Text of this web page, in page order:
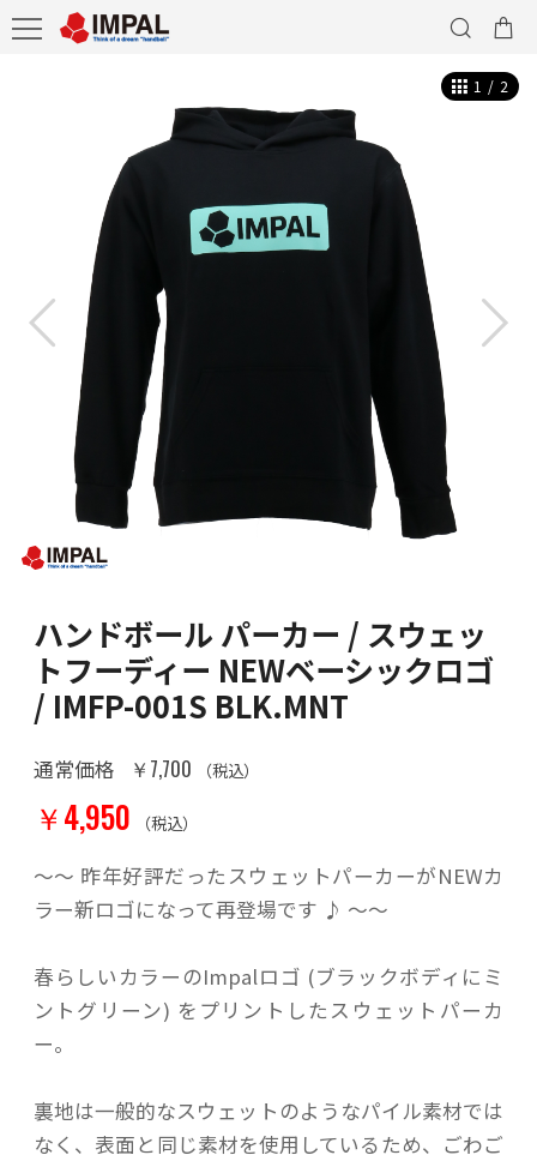
1 / 2
ハンドボール パーカー / スウェッ
トフーディー NEWベーシックロゴ
/ IMFP-001S BLK.MNT
通常価格 ￥7,700 （税込）
￥4,950 （税込）
～～ 昨年好評だったスウェットパーカーがNEWカ
ラー新ロゴになって再登場です ♪ ～～
春らしいカラーのImpalロゴ (ブラックボディにミ
ントグリーン) をプリントしたスウェットパーカ
ー。
裏地は一般的なスウェットのようなパイル素材では
なく、表面と同じ素材を使用しているため、ごわご